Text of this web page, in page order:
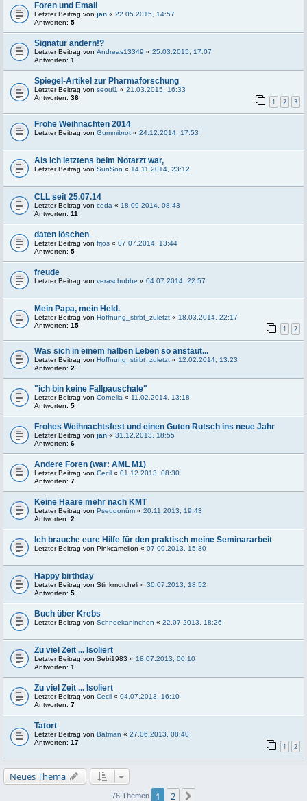
Foren und Email
Letzter Beitrag von jan « 22.05.2015, 14:57
Antworten: 5
Signatur ändern!?
Letzter Beitrag von Andreas13349 « 25.03.2015, 17:07
Antworten: 1
Spiegel-Artikel zur Pharmaforschung
Letzter Beitrag von seoul1 « 21.03.2015, 16:33
Antworten: 36 1 2 3
Frohe Weihnachten 2014
Letzter Beitrag von Gummibrot « 24.12.2014, 17:53
Als ich letztens beim Notarzt war,
Letzter Beitrag von SunSon « 14.11.2014, 23:12
CLL seit 25.07.14
Letzter Beitrag von ceda « 18.09.2014, 08:43
Antworten: 11
daten löschen
Letzter Beitrag von frjos « 07.07.2014, 13:44
Antworten: 5
freude
Letzter Beitrag von veraschubbe « 04.07.2014, 22:57
Mein Papa, mein Held.
Letzter Beitrag von Hoffnung_stirbt_zuletzt « 18.03.2014, 22:17
Antworten: 15 1 2
Was sich in einem halben Leben so anstaut...
Letzter Beitrag von Hoffnung_stirbt_zuletzt « 12.02.2014, 13:23
Antworten: 2
"ich bin keine Fallpauschale"
Letzter Beitrag von Cornelia « 11.02.2014, 13:18
Antworten: 5
Frohes Weihnachtsfest und einen Guten Rutsch ins neue Jahr
Letzter Beitrag von jan « 31.12.2013, 18:55
Antworten: 6
Andere Foren (war: AML M1)
Letzter Beitrag von Cecil « 01.12.2013, 08:30
Antworten: 7
Keine Haare mehr nach KMT
Letzter Beitrag von Pseudonüm « 20.11.2013, 19:43
Antworten: 2
Ich brauche eure Hilfe für den praktisch meine Seminararbeit
Letzter Beitrag von Pinkcamelion « 07.09.2013, 15:30
Happy birthday
Letzter Beitrag von Stinkmorcheli « 30.07.2013, 18:52
Antworten: 5
Buch über Krebs
Letzter Beitrag von Schneekaninchen « 22.07.2013, 18:26
Zu viel Zeit ... Isoliert
Letzter Beitrag von Sebi1983 « 18.07.2013, 00:10
Antworten: 1
Zu viel Zeit ... Isoliert
Letzter Beitrag von Cecil « 04.07.2013, 16:10
Antworten: 7
Tatort
Letzter Beitrag von Batman « 27.06.2013, 08:40
Antworten: 17 1 2
Neues Thema
76 Themen 1 2